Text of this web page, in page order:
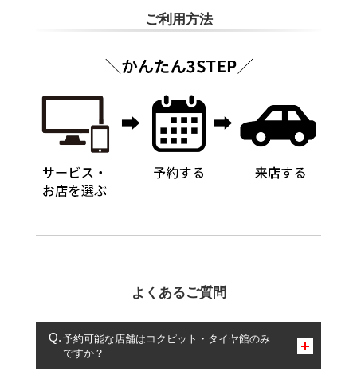
ご利用方法
よくあるご質問
予約可能な店舗はコクピット・タイヤ館のみ
ですか？